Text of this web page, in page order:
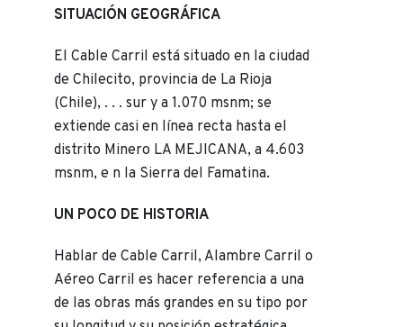
SITUACIÓN GEOGRÁFICA
El Cable Carril está situado en la ciudad
de Chilecito, provincia de La Rioja
(Chile), . . . sur y a 1.070 msnm; se
extiende casi en línea recta hasta el
distrito Minero LA MEJICANA, a 4.603
msnm, e n la Sierra del Famatina.
UN POCO DE HISTORIA
Hablar de Cable Carril, Alambre Carril o
Aéreo Carril es hacer referencia a una
de las obras más grandes en su tipo por